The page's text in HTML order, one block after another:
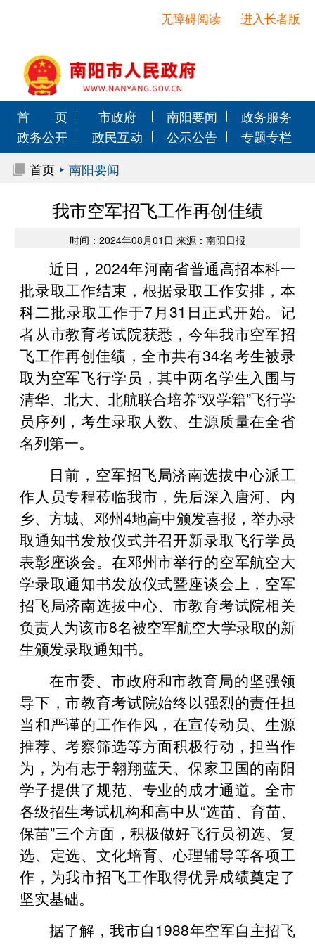
进入长者版
无障碍阅读
首 页 市政府 南阳要闻
政务服务
政务公开
政民互动 公示公告
专题专栏
首页
南阳要闻
我市空军招飞工作再创佳绩
时间：2024年08月01日 来源：南阳日报
近日，2024年河南省普通高招本科一
批录取工作结束，根据录取工作安排，本
科二批录取工作于7月31日正式开始。记
者从市教育考试院获悉，今年我市空军招
飞工作再创佳绩，全市共有34名考生被录
取为空军飞行学员，其中两名学生入围与
清华、北大、北航联合培养“双学籍”飞行学
员序列，考生录取人数、生源质量在全省
名列第一。
日前，空军招飞局济南选拔中心派工
作人员专程莅临我市，先后深入唐河、内
乡、方城、邓州4地高中颁发喜报，举办录
取通知书发放仪式并召开新录取飞行学员
表彰座谈会。在邓州市举行的空军航空大
学录取通知书发放仪式暨座谈会上，空军
招飞局济南选拔中心、市教育考试院相关
负责人为该市8名被空军航空大学录取的新
生颁发录取通知书。
在市委、市政府和市教育局的坚强领
导下，市教育考试院始终以强烈的责任担
当和严谨的工作作风，在宣传动员、生源
推荐、考察筛选等方面积极行动，担当作
为，为有志于翱翔蓝天、保家卫国的南阳
学子提供了规范、专业的成才通道。全市
各级招生考试机构和高中从“选苗、育苗、
保苗”三个方面，积极做好飞行员初选、复
选、定选、文化培育、心理辅导等各项工
作，为我市招飞工作取得优异成绩奠定了
坚实基础。
据了解，我市自1988年空军自主招飞